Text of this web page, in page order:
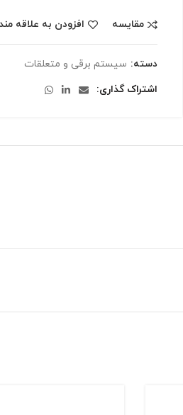
مقایسه افزودن به علاقه
دسته: سیستم برقی و متعلقات
اشتراک گذاری